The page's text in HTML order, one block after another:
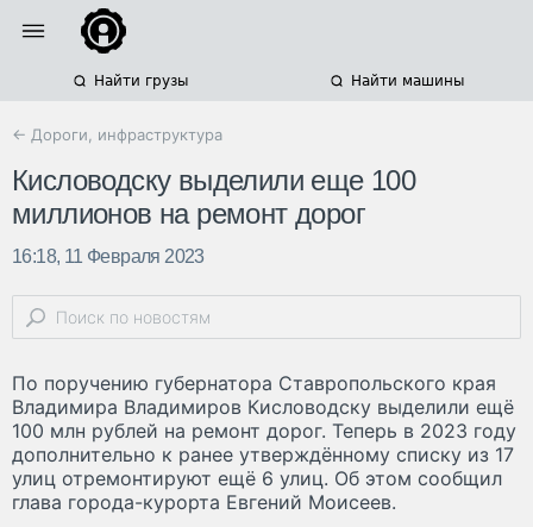
Найти грузы Найти машины
← Дороги, инфраструктура
Кисловодску выделили еще 100
миллионов на ремонт дорог
16:18, 11 Февраля 2023
По поручению губернатора Ставропольского края
Владимира Владимиров Кисловодску выделили ещё
100 млн рублей на ремонт дорог. Теперь в 2023 году
дополнительно к ранее утверждённому списку из 17
улиц отремонтируют ещё 6 улиц. Об этом сообщил
глава города-курорта Евгений Моисеев.